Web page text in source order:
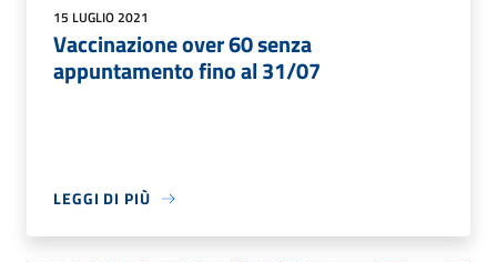
15 LUGLIO 2021
Vaccinazione over 60 senza
appuntamento fino al 31/07
LEGGI DI PIÙ